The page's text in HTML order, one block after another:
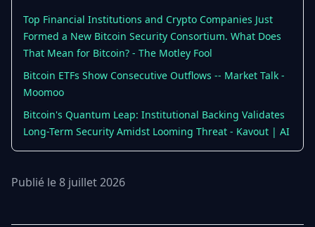
Plateformes
& Sécurité
NFTs &
Avancé
Top Financial Institutions and Crypto Companies Just
Formed a New Bitcoin Security Consortium. What Does
That Mean for Bitcoin? - The Motley Fool
Bitcoin ETFs Show Consecutive Outflows -- Market Talk -
Moomoo
Bitcoin's Quantum Leap: Institutional Backing Validates
Long-Term Security Amidst Looming Threat - Kavout | AI
Publié le 8 juillet 2026